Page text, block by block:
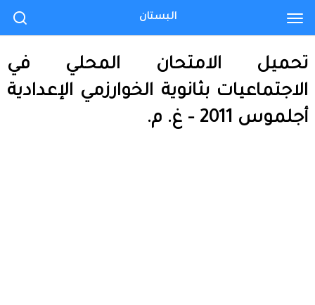
تحميل الامتحان المحلي في
الاجتماعيات بثانوية الخوارزمي الإعدادية
أجلموس 2011 – غ. م.
البستان